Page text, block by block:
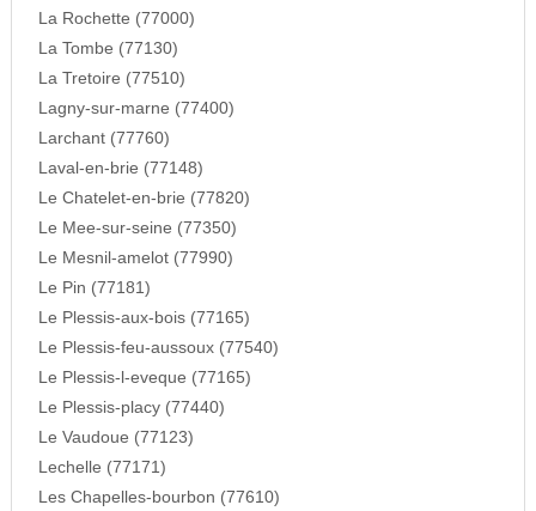
La Rochette (77000)
La Tombe (77130)
La Tretoire (77510)
Lagny-sur-marne (77400)
Larchant (77760)
Laval-en-brie (77148)
Le Chatelet-en-brie (77820)
Le Mee-sur-seine (77350)
Le Mesnil-amelot (77990)
Le Pin (77181)
Le Plessis-aux-bois (77165)
Le Plessis-feu-aussoux (77540)
Le Plessis-l-eveque (77165)
Le Plessis-placy (77440)
Le Vaudoue (77123)
Lechelle (77171)
Les Chapelles-bourbon (77610)